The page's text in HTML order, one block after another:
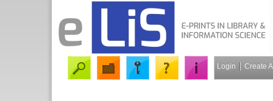
Login Create